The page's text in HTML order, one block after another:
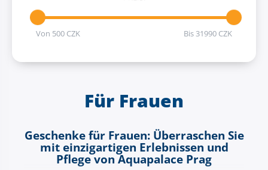
Von 500 CZK Bis31990 CZK
Für Frauen
Geschenke für Frauen: Überraschen Sie
mit einzigartigen Erlebnissen und
Pflege von Aquapalace Prag